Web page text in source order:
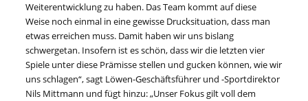
Weiterentwicklung zu haben. Das Team kommt auf diese
Weise noch einmal in eine gewisse Drucksituation, dass man
etwas erreichen muss. Damit haben wir uns bislang
schwergetan. Insofern ist es schön, dass wir die letzten vier
Spiele unter diese Prämisse stellen und gucken können, wie wir
uns schlagen“, sagt Löwen-Geschäftsführer und -Sportdirektor
Nils Mittmann und fügt hinzu: „Unser Fokus gilt voll dem